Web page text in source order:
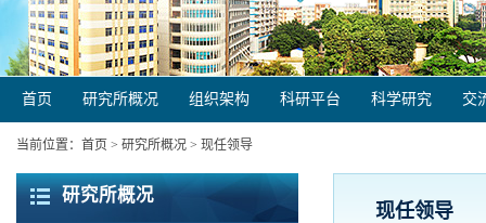
首页 研究所概况 组织架构 科研平台 科学研究 交
当前位置： 首页 > 研究所概况 > 现任领导
研究所概况
现任领导